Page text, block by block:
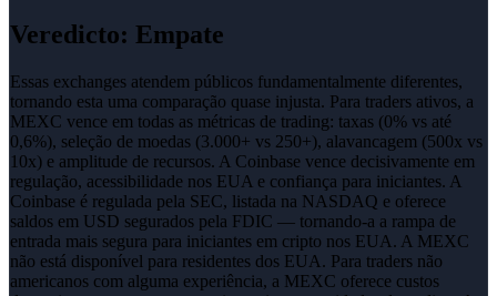
Veredicto: Empate
Essas exchanges atendem públicos fundamentalmente diferentes,
tornando esta uma comparação quase injusta. Para traders ativos, a
MEXC vence em todas as métricas de trading: taxas (0% vs até
0,6%), seleção de moedas (3.000+ vs 250+), alavancagem (500x vs
10x) e amplitude de recursos. A Coinbase vence decisivamente em
regulação, acessibilidade nos EUA e confiança para iniciantes. A
Coinbase é regulada pela SEC, listada na NASDAQ e oferece
saldos em USD segurados pela FDIC — tornando-a a rampa de
entrada mais segura para iniciantes em cripto nos EUA. A MEXC
não está disponível para residentes dos EUA. Para traders não
americanos com alguma experiência, a MEXC oferece custos